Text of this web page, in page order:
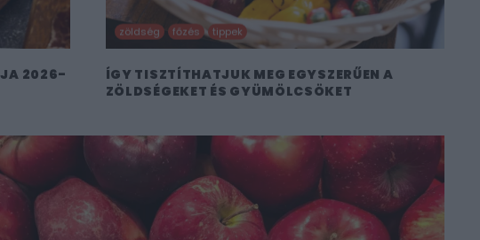
2026-
zöldség főzés tippek
ÍGY TISZTÍTHATJUK MEG EGYSZERŰEN A
ZÖLDSÉGEKET ÉS GYÜMÖLCSÖKET